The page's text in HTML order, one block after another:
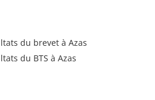
du brevet à Azas
du BTS à Azas